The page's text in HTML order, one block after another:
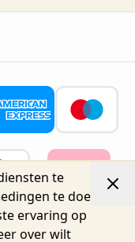
te
te doen
ervaring op
over wilt